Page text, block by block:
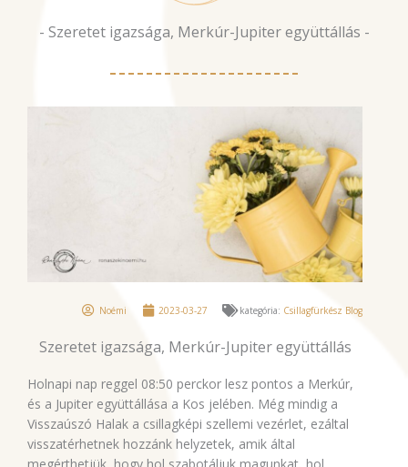
- Szeretet igazsága, Merkúr-Jupiter együttállás -
Noémi 2023-03-27 kategória: Csillagfürkész Blog
Szeretet igazsága, Merkúr-Jupiter együttállás
Holnapi nap reggel 08:50 perckor lesz pontos a Merkúr,
és a Jupiter együttállása a Kos jelében. Még mindig a
Visszaúszó Halak a csillagképi szellemi vezérlet, ezáltal
visszatérhetnek hozzánk helyzetek, amik által
megérthetjük, hogy hol szabotáljuk magunkat, hol